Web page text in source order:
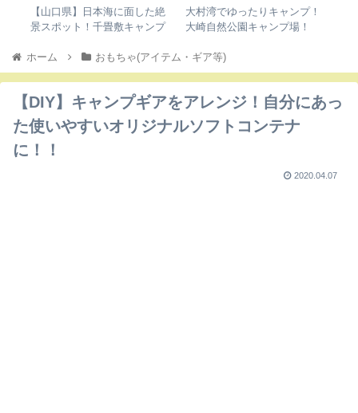
【山口県】日本海に面した絶
景スポット！千畳敷キャンプ
大村湾でゆったりキャンプ！
大崎自然公園キャンプ場！
ホーム おもちゃ(アイテム・ギア等)
【DIY】キャンプギアをアレンジ！自分にあっ
た使いやすいオリジナルソフトコンテナ
に！！
2020.04.07